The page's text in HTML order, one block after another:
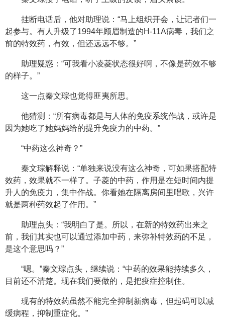
挂断电话后，他对助理说：“马上组织开会，让记者们一
起参与。有人升级了1994年顾眉制造的H-11A病毒，我们之
前的特效药，有效，但还远远不够。”
助理疑惑：“可我看小凌菱状态很好啊，不像是药效不够
的样子。”
这一点秦文琮也觉得匪夷所思。
他猜测：“所有病毒都是与人体的免疫系统作战，或许是
因为她吃了她妈妈给的提升免疫力的中药。”
“中药这么神奇？”
秦文琮解释说：“单独来说没有这么神奇，可如果搭配特
效药，效果就不一样了。子菱的中药，作用是在短时间内提
升人的免疫力，集中作战。你看她在隔离房间里唱歌，兴许
就是两种药效起了作用。”
助理点头：“我明白了是。所以，在新的特效药出来之
前，我们其实也可以通过添加中药，来弥补特效药的不足，
是这个意思吗？”
“嗯。”秦文琮点头，继续说：“中药的效果能持续多久，
目前还不清楚。现在我们要做的，是把疫症控制住。
现有的特效药虽然不能完全抑制新病毒，但起码可以减
缓病程，抑制重症化。”